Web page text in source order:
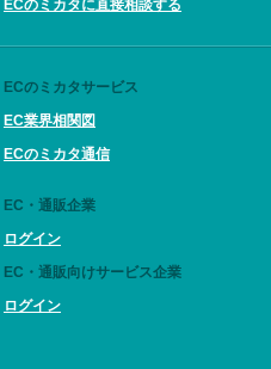
ECのミカタに直接相談する
ECのミカタサービス
EC業界相関図
ECのミカタ通信
EC・通販企業
ログイン
EC・通販向けサービス企業
ログイン